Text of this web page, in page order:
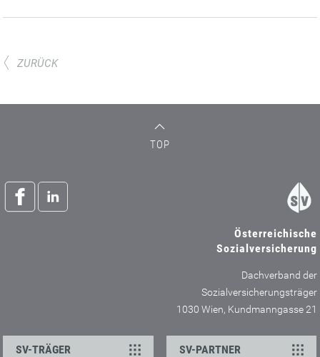
ZURÜCK
TOP
Österreichische
Sozialversicherung
Dachverband der
Sozialversicherungsträger
1030 Wien, Kundmanngasse 21
SV-TRÄGER SV-PARTNER